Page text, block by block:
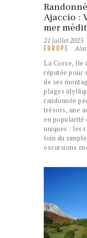
Ajaccio :
mer
21 juillet 2025
EUROPE
La Corse, île
réputée pour
de ses
plages
randonnée
trésors, une
en popularité
uniques : les
loin du
excursions